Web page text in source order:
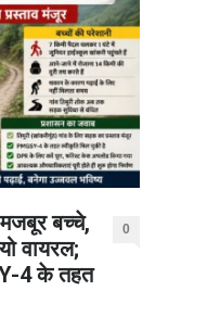
बच्चे,
वायरल;
4 के तहत
0